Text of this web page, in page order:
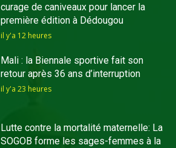
curage de caniveaux pour lancer la
première édition à Dédougou
il y'a 12 heures
Mali : la Biennale sportive fait son
retour après 36 ans d’interruption
il y'a 23 heures
Lutte contre la mortalité maternelle: La
SOGOB forme les sages-femmes à la